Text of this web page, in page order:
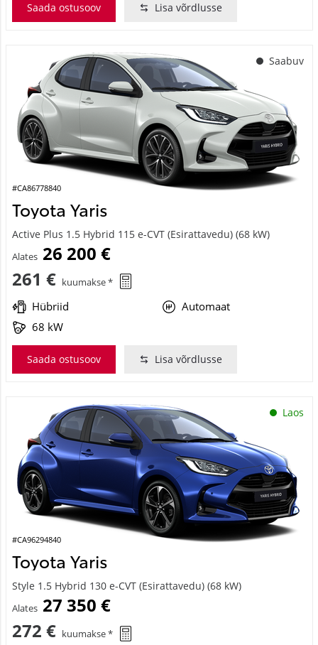
Saada ostusoov Lisa võrdlusse
Saabuv
#CA86778840
Toyota Yaris
Active Plus 1.5 Hybrid 115 e-CVT (Esirattavedu) (68 kW)
Alates 26 200 €
261 € kuumakse *
Hübriid
Automaat
68 kW
Saada ostusoov Lisa võrdlusse
Laos
#CA96294840
Toyota Yaris
Style 1.5 Hybrid 130 e-CVT (Esirattavedu) (68 kW)
Alates 27 350 €
272 € kuumakse *